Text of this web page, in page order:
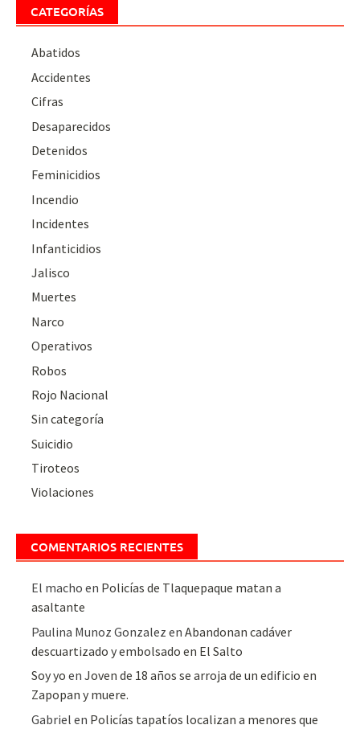
CATEGORÍAS
Abatidos
Accidentes
Cifras
Desaparecidos
Detenidos
Feminicidios
Incendio
Incidentes
Infanticidios
Jalisco
Muertes
Narco
Operativos
Robos
Rojo Nacional
Sin categoría
Suicidio
Tiroteos
Violaciones
COMENTARIOS RECIENTES
El macho en Policías de Tlaquepaque matan a
asaltante
Paulina Munoz Gonzalez enAbandonan cadáver
descuartizado y embolsado en El Salto
Soy yo enJoven de 18 años se arroja de un edificio en
Zapopan y muere.
Gabriel en Policías tapatíos localizan a menores que